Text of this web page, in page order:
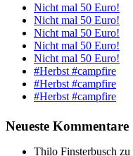
Nicht mal 50 Euro!
Nicht mal 50 Euro!
Nicht mal 50 Euro!
Nicht mal 50 Euro!
Nicht mal 50 Euro!
#Herbst #campfire
#Herbst #campfire
#Herbst #campfire
Neueste Kommentare
Thilo Finsterbusch zu